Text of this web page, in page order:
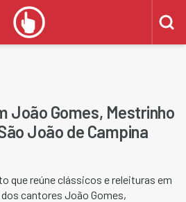
João Gomes, Mestrinho
João de Campina
que reúne clássicos e releituras em
cantores João Gomes,